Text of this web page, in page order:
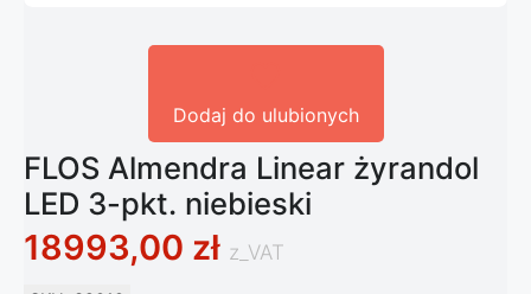
Dodaj do ulubionych
FLOS Almendra Linear żyrandol
LED 3-pkt. niebieski
18993,00 zł z_VAT